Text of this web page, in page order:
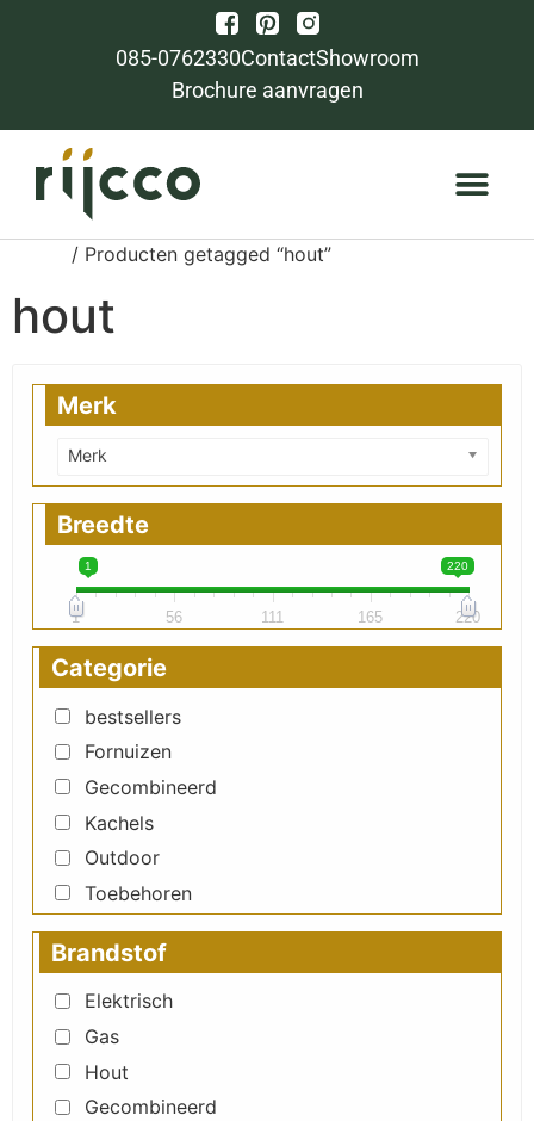
085-0762330ContactShowroom
Brochure aanvragen
/ Producten getagged “hout”
hout
Merk
Merk
Breedte
1 220
1 56 111 165 220
Categorie
bestsellers
Fornuizen
Gecombineerd
Kachels
Outdoor
Toebehoren
Brandstof
Elektrisch
Gas
Hout
Gecombineerd